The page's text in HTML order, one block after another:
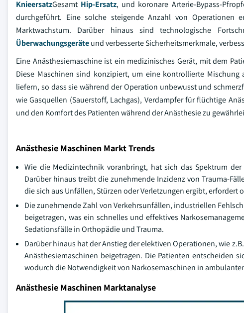
KnieersatzGesamt Hip-Ersatz, und koronare Arterie-Bypass-
durchgeführt. Eine solche steigende Anzahl von Operationen
Marktwachstum. Darüber hinaus sind technologische
Überwachungsgeräteund verbesserte Sicherheitsmerkmale,
Eine Anästhesiemaschine ist ein medizinisches Gerät, mit dem
Diese Maschinen sind konzipiert, um eine kontrollierte
liefern, so dass sie während der Operation unbewusst und
wie Gasquellen (Sauerstoff, Lachgas), Verdampfer für flüchtige
und den Komfort des Patienten während der Anästhesie zu
Anästhesie Maschinen Markt Trends
Wie die Medizintechnik voranbringt, hat sich das Spektrum
Darüber hinaus treibt die zunehmende Inzidenz von Trauma-
die sich aus Unfällen, Stürzen oder Verletzungen ergibt,
Die zunehmende Zahl von Verkehrsunfällen, industriellen
beigetragen, was ein schnelles und effektives
Sedationsfälle in Orthopädie und Trauma.
Darüber hinaus hat der Anstieg der elektiven Operationen, wie
Anästhesiemaschinen beigetragen. Die Patienten entscheiden
wodurch die Notwendigkeit von Narkosemaschinen in
Anästhesie Maschinen Marktanalyse